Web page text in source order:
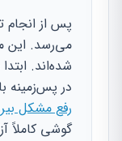
پس از انجام
شده‌اند.
در پس‌زمینه
رفع مشکل
گوشی کاملاً